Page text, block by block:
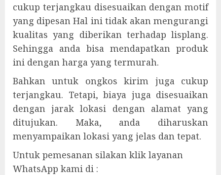
cukup terjangkau disesuaikan dengan motif
yang dipesan Hal ini tidak akan mengurangi
kualitas yang diberikan terhadap lisplang.
Sehingga anda bisa mendapatkan produk
ini dengan harga yang termurah.
Bahkan untuk ongkos kirim juga cukup
terjangkau. Tetapi, biaya juga disesuaikan
dengan jarak lokasi dengan alamat yang
ditujukan. Maka, anda diharuskan
menyampaikan lokasi yang jelas dan tepat.
Untuk pemesanan silakan klik layanan
WhatsApp kami di :